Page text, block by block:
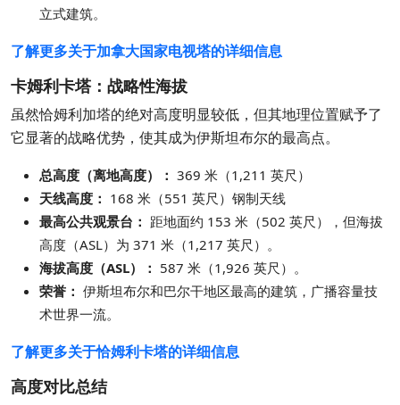
立式建筑。
了解更多关于加拿大国家电视塔的详细信息
卡姆利卡塔：战略性海拔
虽然恰姆利加塔的绝对高度明显较低，但其地理位置赋予了
它显著的战略优势，使其成为伊斯坦布尔的最高点。
总高度（离地高度）： 369 米（1,211 英尺）
天线高度： 168 米（551 英尺）钢制天线
最高公共观景台： 距地面约 153 米（502 英尺），但海拔
高度（ASL）为 371 米（1,217 英尺）。
海拔高度（ASL）： 587 米（1,926 英尺）。
荣誉： 伊斯坦布尔和巴尔干地区最高的建筑，广播容量技
术世界一流。
了解更多关于恰姆利卡塔的详细信息
高度对比总结